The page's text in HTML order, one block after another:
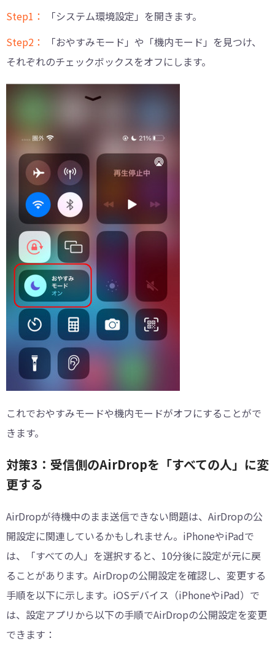
Step1：
「システム環境設定」を開きます。
Step2：
「おやすみモード」や「機内モード」を見つけ、
それぞれのチェックボックスをオフにします。
これでおやすみモードや機内モードがオフにすることがで
きます。
対策3：受信側のAirDropを「すべての人」に変
更する
AirDropが待機中のまま送信できない問題は、AirDropの公
開設定に関連しているかもしれません。iPhoneやiPadで
は、「すべての人」を選択すると、10分後に設定が元に戻
ることがあります。AirDropの公開設定を確認し、変更する
手順を以下に示します。iOSデバイス（iPhoneやiPad）で
は、設定アプリから以下の手順でAirDropの公開設定を変更
できます：